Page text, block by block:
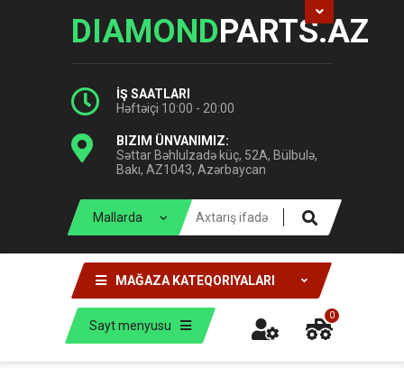
DIAMONDPARTS.AZ
İŞ SAATLARI
Həftəiçi 10:00 - 20:00
BIZIM ÜNVANIMIZ:
Səttar Bəhlulzadə küç, 52A, Bülbulə,
Bakı, AZ1043, Azərbaycan
MAĞAZA KATEQORIYALARI
Sayt menyusu
0